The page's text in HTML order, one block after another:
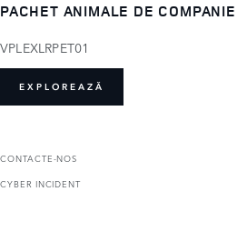
PACHET ANIMALE DE COMPANIE
VPLEXLRPET01
EXPLOREAZĂ
CONTACTE-NOS
CYBER INCIDENT